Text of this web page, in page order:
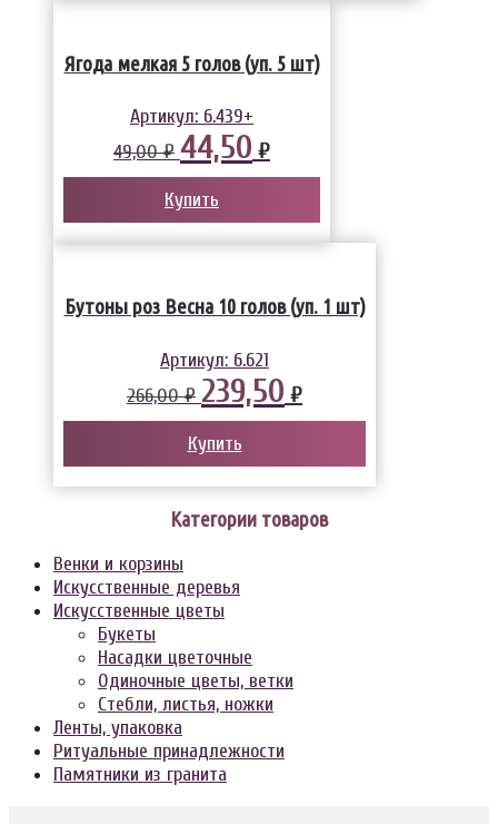
Ягода мелкая 5 голов (уп. 5 шт)
Артикул: 6.439+
49,00 ₽ 44,50 ₽
Купить
Бутоны роз Весна 10 голов (уп. 1 шт)
Артикул: 6.621
266,00 ₽ 239,50 ₽
Купить
Категории товаров
Венки и корзины
Искусственные деревья
Искусственные цветы
Букеты
Насадки цветочные
Одиночные цветы, ветки
Стебли, листья, ножки
Ленты, упаковка
Ритуальные принадлежности
Памятники из гранита